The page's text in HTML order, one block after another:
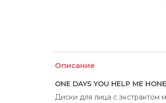
Описание
ONE DAYS YOU HELP ME
Диски для лица с